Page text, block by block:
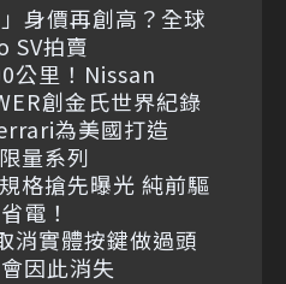
身價再創高？全球
SV拍賣
公里！Nissan
創金氏世界紀錄
為美國打造
量系列
格搶先曝光 純前驅
電！
消實體按鍵做過頭
因此消失